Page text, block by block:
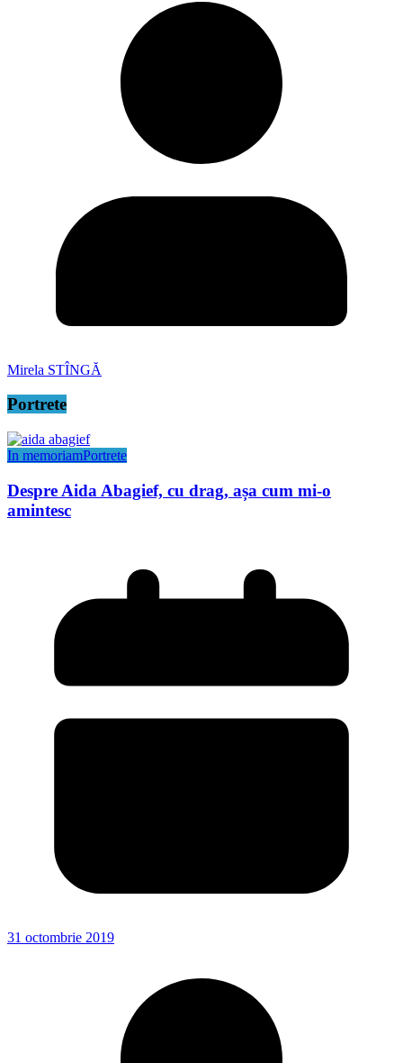
Mirela STÎNGĂ
Portrete
In memoriamPortrete
Despre Aida Abagief, cu drag, așa cum mi-o
amintesc
31 octombrie 2019